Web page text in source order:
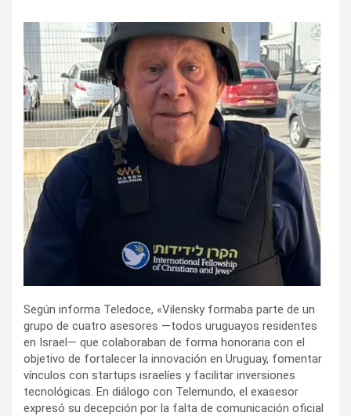
Según informa Teledoce, «Vilensky formaba parte de un
grupo de cuatro asesores —todos uruguayos residentes
en Israel— que colaboraban de forma honoraria con el
objetivo de fortalecer la innovación en Uruguay, fomentar
vínculos con startups israelíes y facilitar inversiones
tecnológicas. En diálogo con Telemundo, el exasesor
expresó su decepción por la falta de comunicación oficial